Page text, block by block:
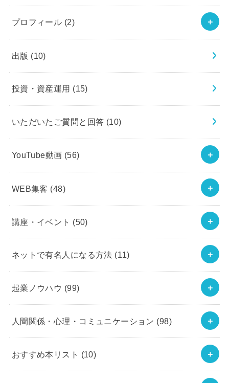
プロフィール (2)
出版 (10)
投資・資産運用 (15)
いただいたご質問と回答 (10)
YouTube動画 (56)
WEB集客 (48)
講座・イベント (50)
ネットで有名人になる方法 (11)
起業ノウハウ (99)
人間関係・心理・コミュニケーション (98)
おすすめ本リスト (10)